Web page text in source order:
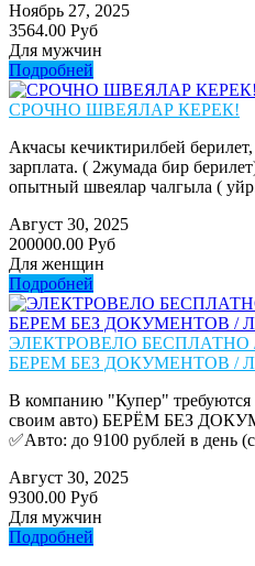
Ноябрь 27, 2025
3564.00 Руб
Для мужчин
Подробней
СРОЧНО ШВЕЯЛАР КЕРЕК!
Акчасы кечиктирилбей
зарплата. ( 2жумада бир
опытный швеялар чалгыла (
Август 30, 2025
200000.00 Руб
Для женщин
Подробней
ЭЛЕКТРОВЕЛО
БЕРЕМ БЕЗ ДОКУМЕНТОВ /
В компанию "Купер"
своим авто) БЕРЁМ БЕЗ
✅Авто: до 9100 рублей в день
Август 30, 2025
9300.00 Руб
Для мужчин
Подробней